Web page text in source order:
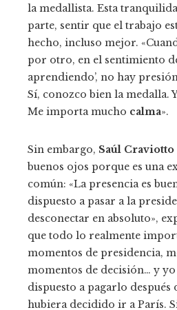
la medallista. Esta
parte, sentir que el trabajo
hecho, incluso mejor.
por otro, en el sentimiento
aprendiendo’, no hay
Sí, conozco bien la medalla.
Me importa mucho calma».
Sin embargo, Saúl Craviotto
buenos ojos porque es una
común: «La presencia es
dispuesto a pasar a la
desconectar en absoluto»,
que todo lo realmente
momentos de presidencia,
momentos de decisión… y
dispuesto a pagarlo después
hubiera decidido ir a París.